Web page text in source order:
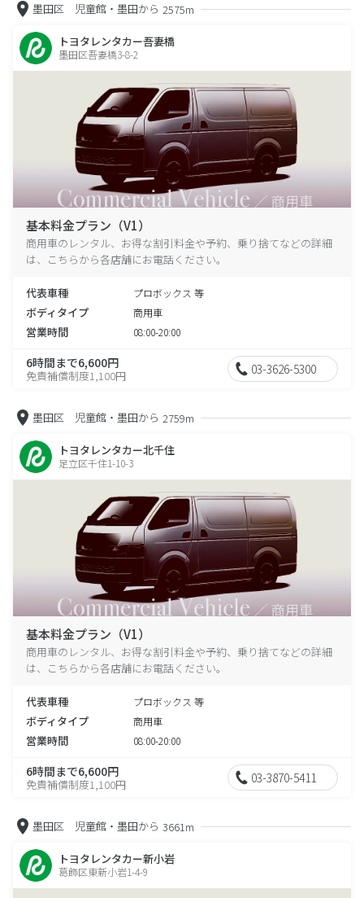
墨田区 児童館・墨田から 2575m
トヨタレンタカー吾妻橋
墨田区吾妻橋3-8-2
基本料金プラン（V1）
商用車のレンタル、お得な割引料金や予約、乗り捨てなどの詳細
は、こちらから各店舗にお電話ください。
代表車種 プロボックス 等
ボディタイプ 商用車
営業時間 08:00-20:00
6時間まで6,600円
免責補償制度1,100円 03-3626-5300
墨田区 児童館・墨田から 2759m
トヨタレンタカー北千住
足立区千住1-10-3
基本料金プラン（V1）
商用車のレンタル、お得な割引料金や予約、乗り捨てなどの詳細
は、こちらから各店舗にお電話ください。
代表車種 プロボックス 等
ボディタイプ 商用車
営業時間 08:00-20:00
6時間まで6,600円
免責補償制度1,100円 03-3870-5411
墨田区 児童館・墨田から 3661m
トヨタレンタカー新小岩
葛飾区東新小岩1-4-9